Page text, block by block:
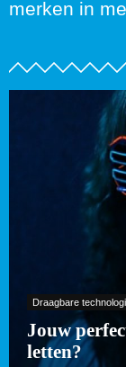
merken in
Draagbare
Jouw
letten?